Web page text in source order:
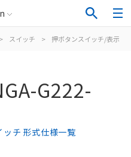
> スイッチ > 押ボタンスイッチ/表示灯
G222-
チ 形式仕様一覧